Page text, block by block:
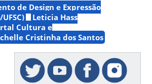
de Design e Expressão
Leticia Hass
Cultura e
Cristinha dos Santos